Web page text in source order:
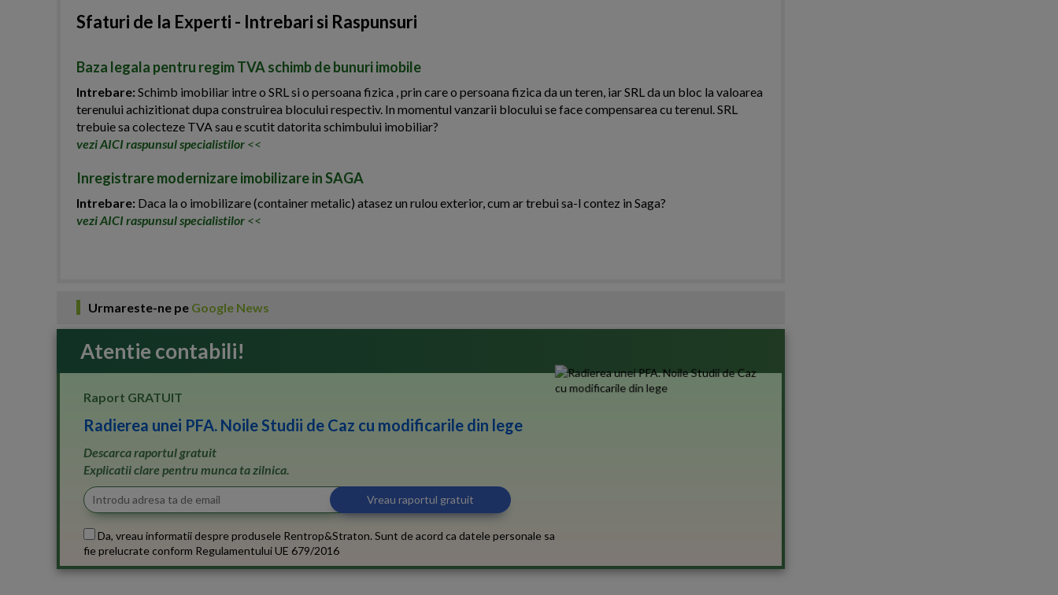
Sfaturi de la Experti - Intrebari si Raspunsuri
Baza legala pentru regim TVA schimb de bunuri imobile
Intrebare:Schimb imobiliar intre o SRL si o persoana fizica , prin care o persoana fizica da un teren, iar SRL da un bloc la valoarea
terenului achizitionat dupa construirea blocului respectiv. In momentul vanzarii blocului se face compensarea cu terenul. SRL
trebuie sa colecteze TVA sau e scutit datorita schimbului imobiliar?
vezi AICI raspunsul specialistilor <<
Inregistrare modernizare imobilizare in SAGA
Intrebare: Daca la o imobilizare (container metalic) atasez un rulou exterior, cum ar trebui sa-l contez in Saga?
vezi AICI raspunsul specialistilor <<
Urmareste-ne pe Google News
Atentie contabili!
Raport GRATUIT
Radierea unei PFA. Noile Studii de Caz cu modificarile din lege
Descarca raportul gratuit
Explicatii clare pentru munca ta zilnica.
Da, vreau informatii despre produsele Rentrop&Straton. Sunt de acord ca datele personale sa
fie prelucrate conform Regulamentului UE 679/2016